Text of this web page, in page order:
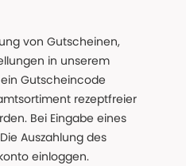
von Gutscheinen,
in unserem
Gutscheincode
rezeptfreier
Bei Eingabe eines
Auszahlung des
einloggen.